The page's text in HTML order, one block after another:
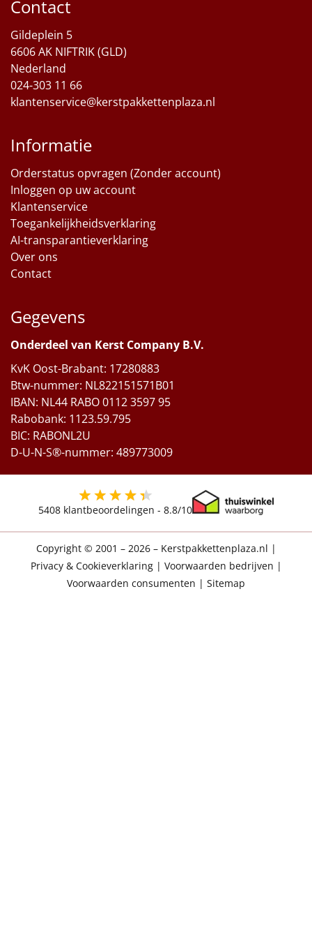
Particulier
Kerstgeschenken 2026
Per stuk
Alle overige
Contact
Gildeplein 5
6606 AK NIFTRIK (GLD)
Nederland
024-303 11 66
klantenservice@kerstpakkettenplaza.nl
Informatie
Orderstatus opvragen (Zonder account)
Inloggen op uw account
Klantenservice
Toegankelijkheidsverklaring
AI-transparantieverklaring
Over ons
Contact
Gegevens
Onderdeel van Kerst Company B.V.
KvK Oost-Brabant: 17280883
Btw-nummer: NL822151571B01
IBAN: NL44 RABO 0112 3597 95
Rabobank: 1123.59.795
BIC: RABONL2U
D-U-N-S®-nummer: 489773009
5408 klantbeoordelingen - 8.8/10
Copyright © 2001 – 2026 – Kerstpakkettenplaza.nl |
Privacy & Cookieverklaring| Voorwaarden bedrijven |
Voorwaarden consumenten | Sitemap